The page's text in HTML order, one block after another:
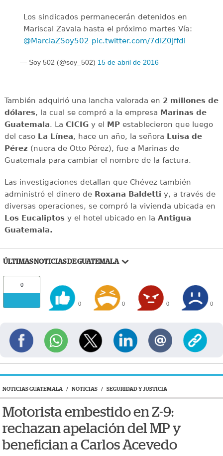
Los sindicados permanecerán detenidos en
Mariscal Zavala hasta el próximo martes Vía:
@MarciaZSoy502 pic.twitter.com/7dlZ0jffdi
— Soy 502 (@soy_502) 15 de abril de 2016
También adquirió una lancha valorada en 2 millones de
dólares, la cual se compró a la empresa Marinas de
Guatemala. La CICIGy el MPestablecieron que luego
del casoLa Línea, hace un año, la señora Luisa de
Pérez (nuera de Otto Pérez), fue a Marinas de
Guatemala para cambiar el nombre de la factura.
Las investigaciones detallan que Chévez también
administró el dinero de Roxana Baldetti y, a través de
diversas operaciones, se compró la vivienda ubicada en
Los Eucaliptosy el hotel ubicado en la Antigua
Guatemala.
ÚLTIMAS NOTICIAS DE GUATEMALA
0
0 0 0 0
NOTICIAS GUATEMALA / NOTICIAS / SEGURIDAD Y JUSTICIA
Motorista embestido en Z-9:
rechazan apelación del MP y
benefician a Carlos Acevedo